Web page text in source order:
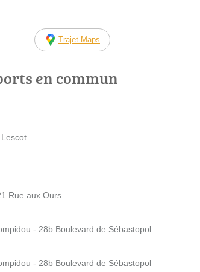
Trajet Maps
en commun
Rue aux Ours
- 28b Boulevard de Sébastopol
- 28b Boulevard de Sébastopol